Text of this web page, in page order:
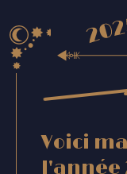
Voici
l'année